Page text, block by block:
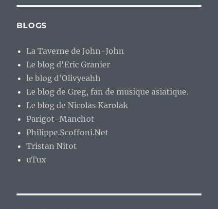
BLOGS
La Taverne de John-John
Le blog d'Eric Granier
le blog d'Olivyeahh
Le blog de Greg, fan de musique asiatique.
Le blog de Nicolas Karolak
Parigot-Manchot
Philippe.Scoffoni.Net
Tristan Nitot
uTux